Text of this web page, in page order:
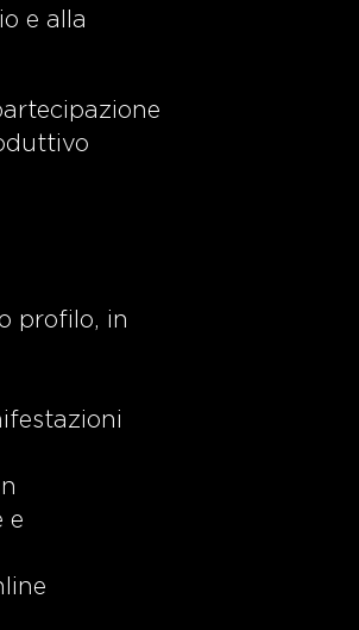
e alla
profilo, in
e